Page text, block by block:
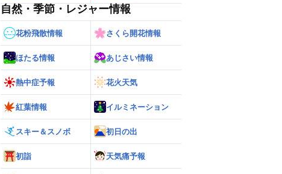
自然・季節・レジャー情報
花粉飛散情報 さくら開花情報
ほたる情報 あじさい情報
熱中症予報 花火天気
紅葉情報 イルミネーション
スキー＆スノボ 初日の出
初詣 天気痛予報